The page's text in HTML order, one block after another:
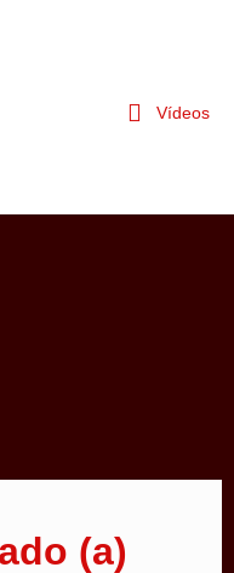
Vídeos
(a)